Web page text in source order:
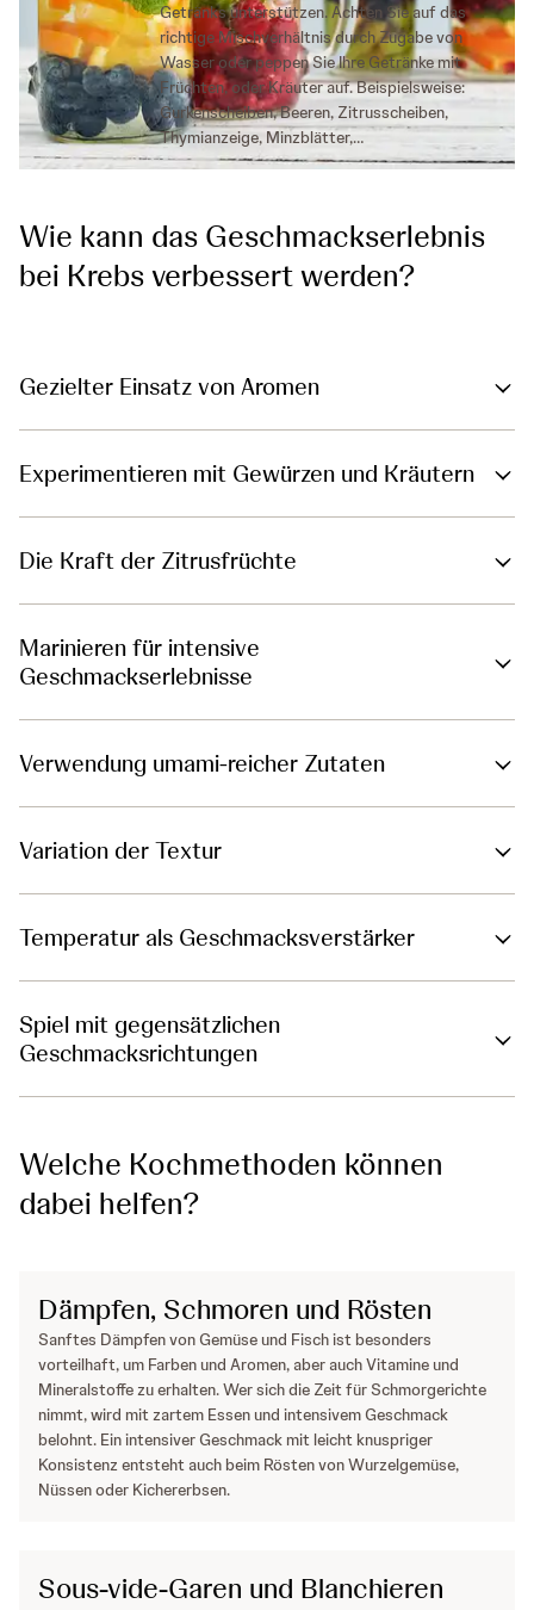
Getränks unterstützen. Achten Sie auf das
richtige Mischverhältnis durch Zugabe von
Wasser oder peppen Sie Ihre Getränke mit
Früchten, oder Kräuter auf. Beispielsweise:
Gurkenscheiben, Beeren, Zitrusscheiben,
Thymianzeige, Minzblätter,…
Wie kann das Geschmackserlebnis
bei Krebs verbessert werden?
Gezielter Einsatz von Aromen
Experimentieren mit Gewürzen und Kräutern
Die Kraft der Zitrusfrüchte
Marinieren für intensive
Geschmackserlebnisse
Verwendung umami-reicher Zutaten
Variation der Textur
Temperatur als Geschmacksverstärker
Spiel mit gegensätzlichen
Geschmacksrichtungen
Welche Kochmethoden können
dabei helfen?
Dämpfen, Schmoren und Rösten
Sanftes Dämpfen von Gemüse und Fisch ist besonders
vorteilhaft, um Farben und Aromen, aber auch Vitamine und
Mineralstoffe zu erhalten. Wer sich die Zeit für Schmorgerichte
nimmt, wird mit zartem Essen und intensivem Geschmack
belohnt. Ein intensiver Geschmack mit leicht knuspriger
Konsistenz entsteht auch beim Rösten von Wurzelgemüse,
Nüssen oder Kichererbsen.
Sous-vide-Garen und Blanchieren